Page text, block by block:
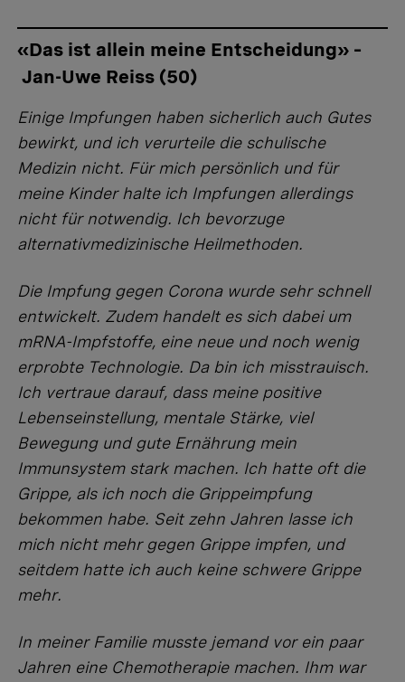
«Das ist allein meine Entscheidung» –
Jan-Uwe Reiss (50)
Einige Impfungen haben sicherlich auch Gutes
bewirkt, und ich verurteile die schulische
Medizin nicht. Für mich persönlich und für
meine Kinder halte ich Impfungen allerdings
nicht für notwendig. Ich bevorzuge
alternativmedizinische Heilmethoden.
Die Impfung gegen Corona wurde sehr schnell
entwickelt. Zudem handelt es sich dabei um
mRNA-Impfstoffe, eine neue und noch wenig
erprobte Technologie. Da bin ich misstrauisch.
Ich vertraue darauf, dass meine positive
Lebenseinstellung, mentale Stärke, viel
Bewegung und gute Ernährung mein
Immunsystem stark machen. Ich hatte oft die
Grippe, als ich noch die Grippeimpfung
bekommen habe. Seit zehn Jahren lasse ich
mich nicht mehr gegen Grippe impfen, und
seitdem hatte ich auch keine schwere Grippe
mehr.
In meiner Familie musste jemand vor ein paar
Jahren eine Chemotherapie machen. Ihm war